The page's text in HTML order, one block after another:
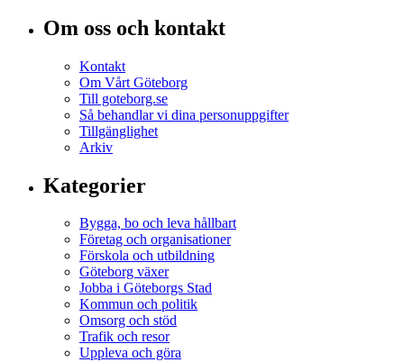
Om oss och kontakt
Kontakt
Om Vårt Göteborg
Till goteborg.se
Så behandlar vi dina personuppgifter
Tillgänglighet
Arkiv
Kategorier
Bygga, bo och leva hållbart
Företag och organisationer
Förskola och utbildning
Göteborg växer
Jobba i Göteborgs Stad
Kommun och politik
Omsorg och stöd
Trafik och resor
Uppleva och göra